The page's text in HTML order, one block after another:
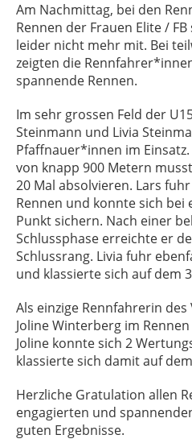
Am Nachmittag, bei den
Rennen der Frauen Elite /
leider nicht mehr mit. Bei
zeigten die
spannende Rennen.
Im sehr grossen Feld der
Steinmann und Livia
Pfaffnauer*innen im
von knapp 900 Metern
20 Mal absolvieren. Lars
Rennen und konnte sich bei
Punkt sichern. Nach einer
Schlussphase erreichte er
Schlussrang. Livia fuhr
und klassierte sich auf dem
Als einzige Rennfahrerin
Joline Winterberg im
Joline konnte sich 2
klassierte sich damit auf
Herzliche Gratulation allen
engagierten und
guten Ergebnisse.